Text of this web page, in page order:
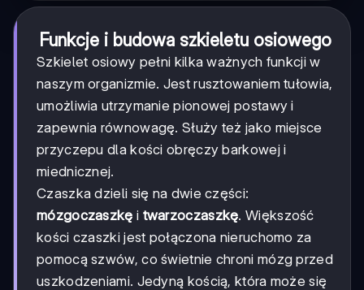
Funkcje i budowa szkieletu osiowego
Szkielet osiowy pełni kilka ważnych funkcji w
naszym organizmie. Jest rusztowaniem tułowia,
umożliwia utrzymanie pionowej postawy i
zapewnia równowagę. Służy też jako miejsce
przyczepu dla kości obręczy barkowej i
miednicznej.
Czaszka dzieli się na dwie części:
mózgoczaszkę i twarzoczaszkę. Większość
kości czaszki jest połączona nieruchomo za
pomocą szwów, co świetnie chroni mózg przed
uszkodzeniami. Jedyną kością, która może się